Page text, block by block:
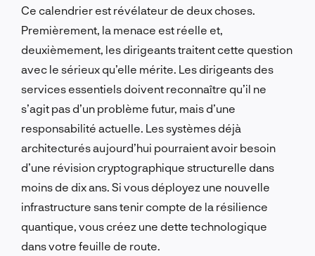
Ce calendrier est révélateur de deux choses.
Premièrement, la menace est réelle et,
deuxièmement, les dirigeants traitent cette question
avec le sérieux qu’elle mérite. Les dirigeants des
services essentiels doivent reconnaître qu’il ne
s’agit pas d’un problème futur, mais d’une
responsabilité actuelle. Les systèmes déjà
architecturés aujourd’hui pourraient avoir besoin
d’une révision cryptographique structurelle dans
moins de dix ans. Si vous déployez une nouvelle
infrastructure sans tenir compte de la résilience
quantique, vous créez une dette technologique
dans votre feuille de route.